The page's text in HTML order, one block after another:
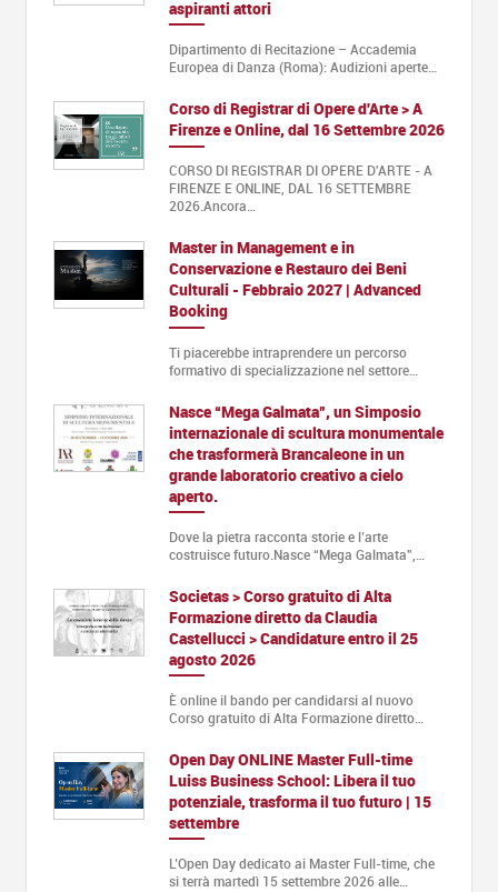
aspiranti attori
Dipartimento di Recitazione – Accademia
Europea di Danza (Roma): Audizioni aperte…
Corso di Registrar di Opere d'Arte > A
Firenze e Online, dal 16 Settembre 2026
CORSO DI REGISTRAR DI OPERE D'ARTE - A
FIRENZE E ONLINE, DAL 16 SETTEMBRE
2026.Ancora…
Master in Management e in
Conservazione e Restauro dei Beni
Culturali - Febbraio 2027 | Advanced
Booking
Ti piacerebbe intraprendere un percorso
formativo di specializzazione nel settore…
Nasce “Mega Galmata”, un Simposio
internazionale di scultura monumentale
che trasformerà Brancaleone in un
grande laboratorio creativo a cielo
aperto.
Dove la pietra racconta storie e l’arte
costruisce futuro.Nasce “Mega Galmata”,…
Societas > Corso gratuito di Alta
Formazione diretto da Claudia
Castellucci > Candidature entro il 25
agosto 2026
È online il bando per candidarsi al nuovo
Corso gratuito di Alta Formazione diretto…
Open Day ONLINE Master Full-time
Luiss Business School: Libera il tuo
potenziale, trasforma il tuo futuro | 15
settembre
L’Open Day dedicato ai Master Full-time, che
si terrà martedì 15 settembre 2026 alle…